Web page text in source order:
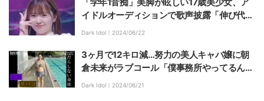
イドルオーディションで歌声披露「伸び代が
あるので応援してください！」
Dark Idol｜ 2024/06/22
3ヶ月で12キロ減…努力の美人キャバ嬢に朝
倉未来がラブコール「僕事務所やってるん
で、ぜひ」
Dark Idol｜ 2024/06/21